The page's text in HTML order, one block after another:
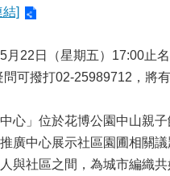
結]
月22日（星期五）17:00止
可撥打02-25989712，將有
心」位於花博公園中山親
廣中心展示社區園圃相關
與社區之間，為城市編織